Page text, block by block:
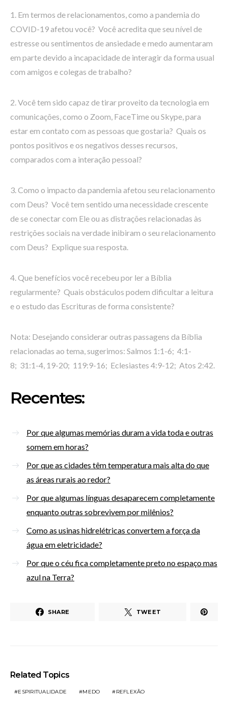
1. Em termos de relacionamentos, como a pandemia do
COVID-19 afetou você? Você acredita que seu nível de
estresse ou sentimentos de ansiedade e medo aumentaram
em parte devido a incapacidade de interagir da forma usual
com amigos e colegas de trabalho?
2. Você tem sido capaz de tirar proveito da tecnologia em
comunicações, como o Zoom, FaceTime ou Skype, para
estar em contato com as pessoas que gostaria? Quais os
pontos positivos e os negativos desses recursos,
comparados com a interação pessoal?
3. Como o impacto da pandemia afetou seu relacionamento
com Deus? Você tem sentido uma necessidade crescente
de se conectar com Ele ou as distrações relacionadas às
restrições sociais na verdade inibiram o seu relacionamento
com Deus? Explique sua resposta.
4. Que benefícios você recebeu por ler a Bíblia
regularmente? Quais obstáculos podem dificultar a leitura
e o estudo das Escrituras de forma consistente?
Nota: Desejando considerar outras passagens da Bíblia
relacionadas ao tema, sugerimos: Salmos 1:1-6; 4:1-
8; 31:1-4, 19-20; 119:9-16; Eclesiastes 4:9-12; Atos 2:42.
Recentes:
Por que algumas memórias duram a vida toda e outras
somem em horas?
Por que as cidades têm temperatura mais alta do que
as áreas rurais ao redor?
Por que algumas línguas desaparecem completamente
enquanto outras sobrevivem por milênios?
Como as usinas hidrelétricas convertem a força da
água em eletricidade?
Por que o céu fica completamente preto no espaço mas
azul na Terra?
SHARE TWEET
Related Topics
ESPIRITUALIDADE MEDO REFLEXÃO